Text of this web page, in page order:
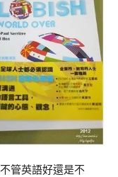
管英語好還是不